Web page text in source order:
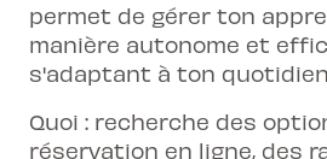
permet de gérer ton
manière autonome et
s'adaptant à ton
Quoi : recherche des
réservation en ligne, des